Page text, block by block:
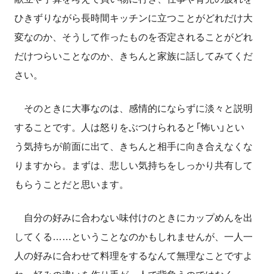
ひきずりながら長時間キッチンに立つことがどれだけ大
変なのか、そうして作ったものを否定されることがどれ
だけつらいことなのか、きちんと家族に話してみてくだ
さい。
そのときに大事なのは、感情的にならずに淡々と説明
することです。人は怒りをぶつけられると 「怖い」とい
う気持ちが前面に出て
きちんと相手に向き合えなくな
りますから。まずは、悲しい気持ちをしっかり共有して
もらうことだと思います。
自分の好みに合わない味付けのときにカップめんを出
してくる……ということなのかもしれませんが、一人一
人の好みに合わせて料理をするなんて無理なことですよ